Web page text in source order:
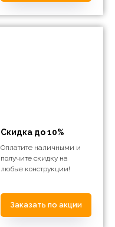
Скидка до 10%
Оплатите наличными и
получите скидку на
любые конструкции!
Заказать по акции